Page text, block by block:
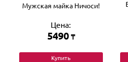
Мужская майка Ничоси!
Цена:
5490 ₸
Купить